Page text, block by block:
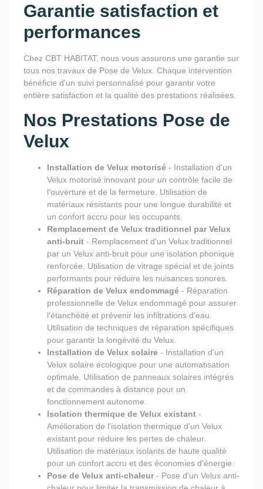
Garantie satisfaction et
performances
Chez CBT HABITAT, nous vous assurons une garantie sur
tous nos travaux de Pose de Velux. Chaque intervention
bénéficie d'un suivi personnalisé pour garantir votre
entière satisfaction et la qualité des prestations réalisées.
Nos Prestations Pose de
Velux
Installation de Velux motorisé - Installation d'un
Velux motorisé innovant pour un contrôle facile de
l'ouverture et de la fermeture. Utilisation de
matériaux résistants pour une longue durabilité et
un confort accru pour les occupants.
Remplacement de Velux traditionnel par Velux
anti-bruit - Remplacement d'un Velux traditionnel
par un Velux anti-bruit pour une isolation phonique
renforcée. Utilisation de vitrage spécial et de joints
performants pour réduire les nuisances sonores.
Réparation de Velux endommagé - Réparation
professionnelle de Velux endommagé pour assurer
l'étanchéité et prévenir les infiltrations d'eau.
Utilisation de techniques de réparation spécifiques
pour garantir la longévité du Velux.
Installation de Velux solaire - Installation d'un
Velux solaire écologique pour une automatisation
optimale. Utilisation de panneaux solaires intégrés
et de commandes à distance pour un
fonctionnement autonome.
Isolation thermique de Velux existant -
Amélioration de l'isolation thermique d'un Velux
existant pour réduire les pertes de chaleur.
Utilisation de matériaux isolants de haute qualité
pour un confort accru et des économies d'énergie.
Pose de Velux anti-chaleur- Pose d'un Velux anti-